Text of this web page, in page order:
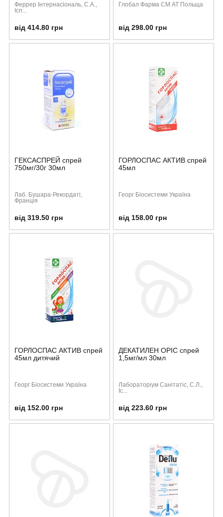
Феррер Інтернасіональ, С.А.,
Ісп...
від 414.80 грн
Глобал Фарма СМ АТ Польща
від 298.00 грн
ГЕКСАСПРЕЙ спрей
750мг/30г 30мл
Лаб. Бушара-Рекордаті,
Франція
від 319.50 грн
ГОРЛОСПАС АКТИВ спрей
45мл
Георг Біосистеми Україна
від 158.00 грн
ГОРЛОСПАС АКТИВ спрей
45мл дитячий
Георг Біосистеми Україна
від 152.00 грн
ДЕКАТИЛЕН ОРІС спрей
1,5мг/мл 30мл
Лабораторіум Санітатіс, С.Л.,
Іс...
від 223.60 грн